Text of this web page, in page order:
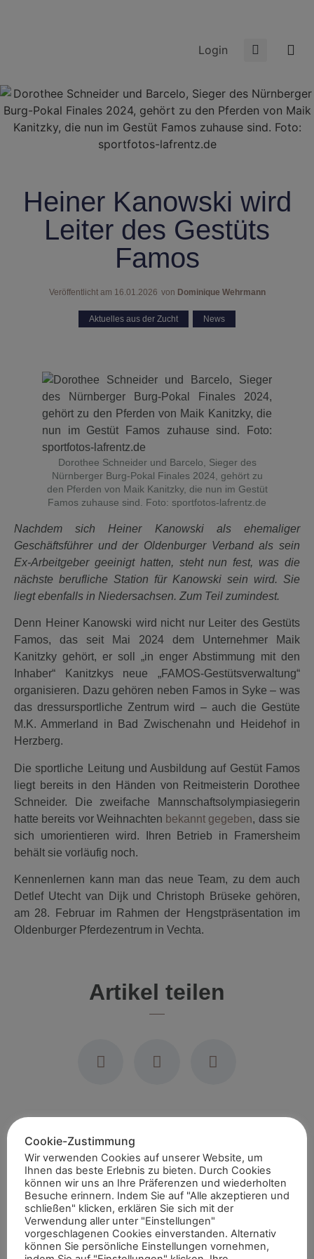
Login
Heiner Kanowski wird
Leiter des Gestüts
Famos
Veröffentlicht am 16.01.2026 von Dominique Wehrmann
Aktuelles aus der Zucht News
Dorothee Schneider und Barcelo, Sieger des
Nürnberger Burg-Pokal Finales 2024, gehört zu
den Pferden von Maik Kanitzky, die nun im Gestüt
Famos zuhause sind. Foto: sportfotos-lafrentz.de
Nachdem sich Heiner Kanowski als ehemaliger
Geschäftsführer und der Oldenburger Verband als sein
Ex-Arbeitgeber geeinigt hatten, steht nun fest, was die
nächste berufliche Station für Kanowski sein wird. Sie
liegt ebenfalls in Niedersachsen. Zum Teil zumindest.
Denn Heiner Kanowski wird nicht nur Leiter des Gestüts
Famos, das seit Mai 2024 dem Unternehmer Maik
Kanitzky gehört, er soll „in enger Abstimmung mit den
Inhaber“ Kanitzkys neue „FAMOS-Gestütsverwaltung“
organisieren. Dazu gehören neben Famos in Syke – was
das dressursportliche Zentrum wird – auch die Gestüte
M.K. Ammerland in Bad Zwischenahn und Heidehof in
Herzberg.
Die sportliche Leitung und Ausbildung auf Gestüt Famos
liegt bereits in den Händen von Reitmeisterin Dorothee
Schneider. Die zweifache Mannschaftsolympiasiegerin
hatte bereits vor Weihnachten bekannt gegeben, dass sie
sich umorientieren wird. Ihren Betrieb in Framersheim
behält sie vorläufig noch.
Kennenlernen kann man das neue Team, zu dem auch
Detlef Utecht van Dijk und Christoph Brüseke gehören,
am 28. Februar im Rahmen der Hengstpräsentation im
Oldenburger Pferdezentrum in Vechta.
Artikel teilen
Empfohlene Artikel
Sommerreitturnier des Reitervereins
Marschall Vorwärts Aldekerk
Cookie-Zustimmung
Wir verwenden Cookies auf unserer Website, um
Ihnen das beste Erlebnis zu bieten. Durch Cookies
können wir uns an Ihre Präferenzen und wiederholten
Besuche erinnern. Indem Sie auf "Alle akzeptieren und
schließen" klicken, erklären Sie sich mit der
Verwendung aller unter "Einstellungen"
vorgeschlagenen Cookies einverstanden. Alternativ
können Sie persönliche Einstellungen vornehmen,